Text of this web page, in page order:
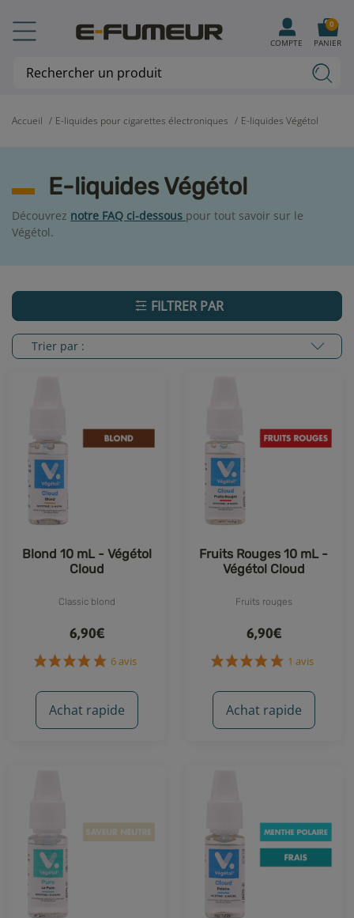
Accueil E-liquides pour cigarettes électroniques E-liquides Végétol
E-liquides Végétol
Découvrez notre FAQ ci-dessous pour tout savoir sur le
Végétol.
FILTRER PAR
Trier par :
Blond 10 mL - Végétol
Cloud
Classic blond
6,90€
Achat rapide
Fruits Rouges 10 mL -
Végétol Cloud
Fruits rouges
6,90€
Achat rapide
COMPTE PANIER
0